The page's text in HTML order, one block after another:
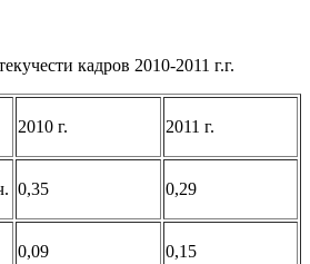
кадров 2010-2011 г.г.
2010 г. 2011 г.
0,35 0,29
0,09 0,15